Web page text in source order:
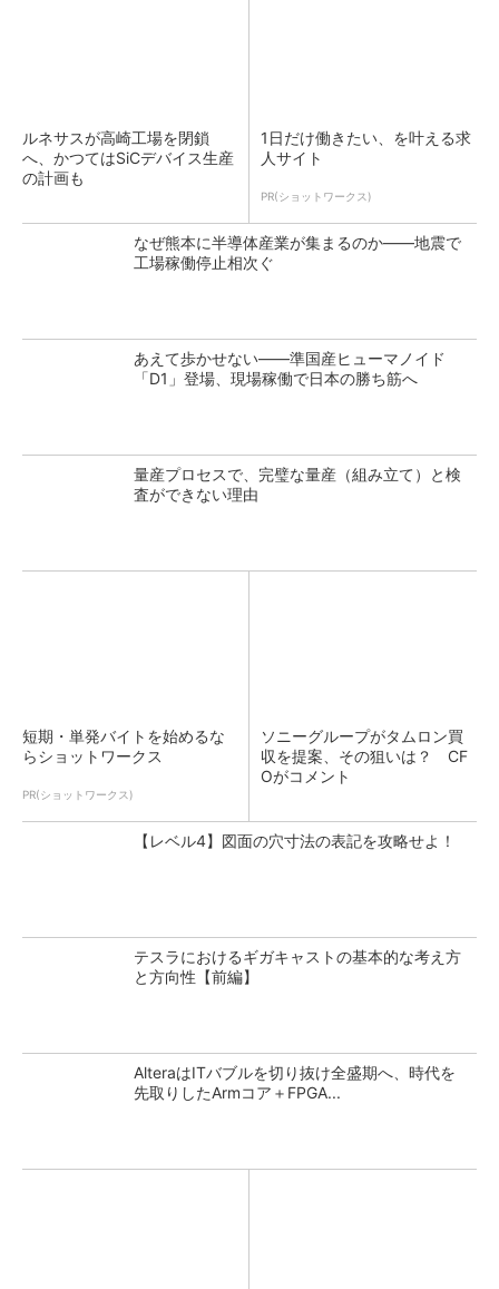
ルネサスが高崎工場を閉鎖
へ、かつてはSiCデバイス生産
の計画も
1日だけ働きたい、を叶える求
人サイト
PR(ショットワークス)
なぜ熊本に半導体産業が集まるのか――地震で
工場稼働停止相次ぐ
あえて歩かせない――準国産ヒューマノイド
「D1」登場、現場稼働で日本の勝ち筋へ
量産プロセスで、完璧な量産（組み立て）と検
査ができない理由
短期・単発バイトを始めるな
らショットワークス
PR(ショットワークス)
ソニーグループがタムロン買
収を提案、その狙いは？ CF
Oがコメント
【レベル4】図面の穴寸法の表記を攻略せよ！
テスラにおけるギガキャストの基本的な考え方
と方向性【前編】
AlteraはITバブルを切り抜け全盛期へ、時代を
先取りしたArmコア＋FPGA...